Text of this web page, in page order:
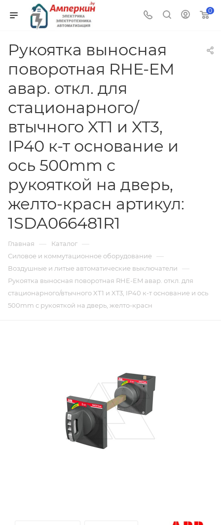
0
Рукоятка выносная
поворотная RHE-EM
авар. откл. для
стационарного/
втычного XT1 и XT3,
IP40 к-т основание и
ось 500mm с
рукояткой на дверь,
желто-красн артикул:
1SDA066481R1
Главная — Каталог —
Силовое и коммутационное оборудование —
Воздушные и литые автоматические выключатели —
Рукоятка выносная поворотная RHE-EM авар. откл. для
стационарного/втычного XT1 и XT3, IP40 к-т основание и ось
500mm с рукояткой на дверь, желто-красн